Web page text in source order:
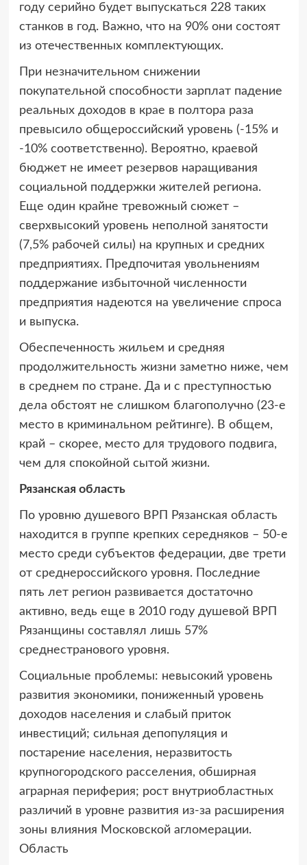
году серийно будет выпускаться 228 таких
станков в год. Важно, что на 90% они состоят
из отечественных комплектующих.
При незначительном снижении
покупательной способности зарплат падение
реальных доходов в крае в полтора раза
превысило общероссийский уровень (-15% и
-10% соответственно). Вероятно, краевой
бюджет не имеет резервов наращивания
социальной поддержки жителей региона.
Еще один крайне тревожный сюжет –
сверхвысокий уровень неполной занятости
(7,5% рабочей силы) на крупных и средних
предприятиях. Предпочитая увольнениям
поддержание избыточной численности
предприятия надеются на увеличение спроса
и выпуска.
Обеспеченность жильем и средняя
продолжительность жизни заметно ниже, чем
в среднем по стране. Да и с преступностью
дела обстоят не слишком благополучно (23-е
место в криминальном рейтинге). В общем,
край – скорее, место для трудового подвига,
чем для спокойной сытой жизни.
Рязанская область
По уровню душевого ВРП Рязанская область
находится в группе крепких середняков – 50-е
место среди субъектов федерации, две трети
от среднероссийского уровня. Последние
пять лет регион развивается достаточно
активно, ведь еще в 2010 году душевой ВРП
Рязанщины составлял лишь 57%
среднестранового уровня.
Социальные проблемы: невысокий уровень
развития экономики, пониженный уровень
доходов населения и слабый приток
инвестиций; сильная депопуляция и
постарение населения, неразвитость
крупногородского расселения, обширная
аграрная периферия; рост внутриобластных
различий в уровне развития из-за расширения
зоны влияния Московской агломерации.
Область